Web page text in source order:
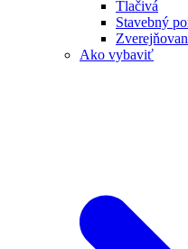
Tlačivá
Stavebný
Ako vybaviť